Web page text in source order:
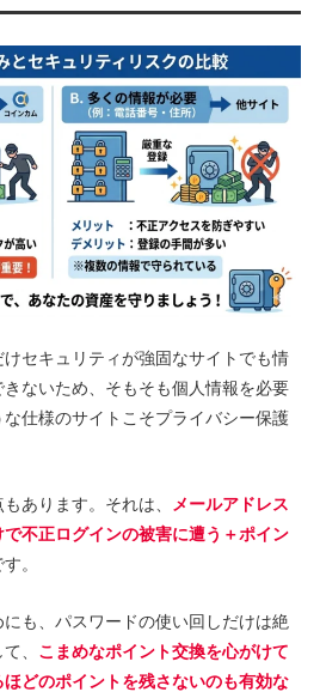
セキュリティが強固なサイトでも情
ないため、そもそも個人情報を必要
仕様のサイトこそプライバシー保護
あります。それは、 メールアドレス
不正ログインの被害に遭う＋ポイン
。
も、パスワードの使い回しだけは絶
、 こまめなポイント交換を心がけて
どのポイントを残さないのも有効な